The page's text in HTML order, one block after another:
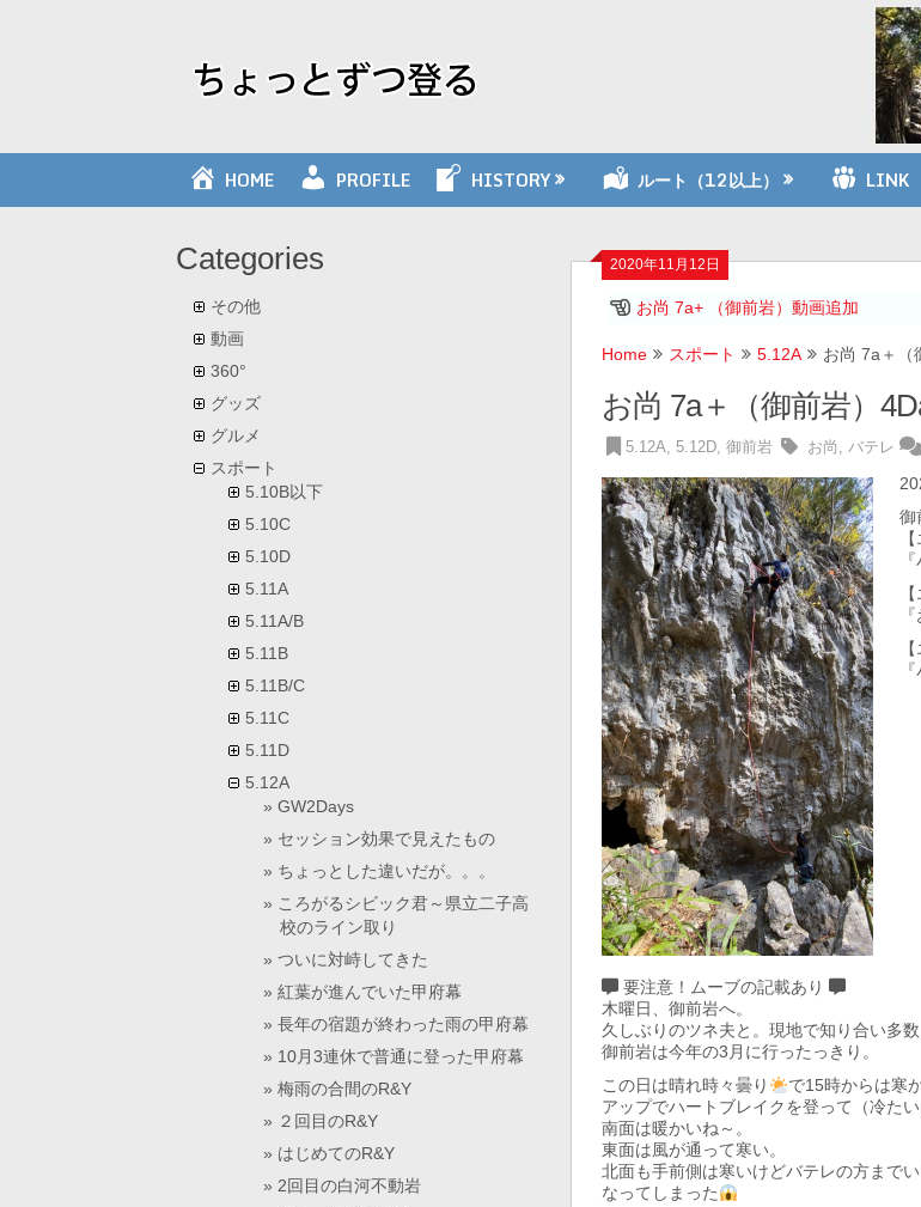
HOME PROFILE HISTORY ルート（12以上） LINK
2020年11月12日
お尚 7a+ （御前岩）動画追加
Home スポート 5.12A お尚 7a＋（
お尚 7a＋（御前岩）
5.12A,5.12D,御前岩 お尚 , バテレ
御
要注意！ムーブの記載あり
木曜日、御前岩へ。
久しぶりのツネ夫と。現地で知り合い多数
御前岩は今年の3月に行ったっきり。
この日は晴れ時々曇り
で15時からは寒
アップでハートブレイクを登って（冷た
南面は暖かいね～。
東面は風が通って寒い。
北面も手前側は寒いけどバテレの方まで
なってしまった
Categories
その他
動画
360°
グッズ
グルメ
スポート
5.10B以下
5.10C
5.10D
5.11A
5.11A/B
5.11B
5.11B/C
5.11C
5.11D
5.12A
GW2Days
セッション効果で見えたもの
ちょっとした違いだが。。。
ころがるシビック君～県立二子高
校のライン取り
ついに対峙してきた
紅葉が進んでいた甲府幕
長年の宿題が終わった雨の甲府幕
10月3連休で普通に登った甲府幕
梅雨の合間のR&Y
２回目のR&Y
はじめてのR&Y
2回目の白河不動岩